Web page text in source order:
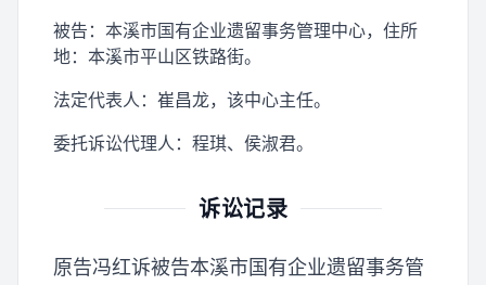
被告：本溪市国有企业遗留事务管理中心，住所
地：本溪市平山区铁路街。
法定代表人：崔昌龙，该中心主任。
委托诉讼代理人：程琪、侯淑君。
诉讼记录
原告冯红诉被告本溪市国有企业遗留事务管